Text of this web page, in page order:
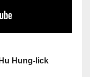
Hung-lick